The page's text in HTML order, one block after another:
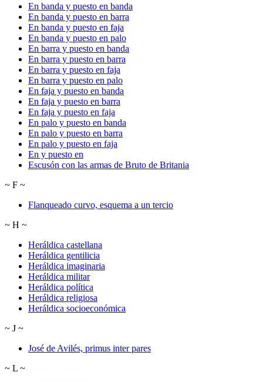
En banda y puesto en banda
En banda y puesto en barra
En banda y puesto en faja
En banda y puesto en palo
En barra y puesto en banda
En barra y puesto en barra
En barra y puesto en faja
En barra y puesto en palo
En faja y puesto en banda
En faja y puesto en barra
En faja y puesto en faja
En palo y puesto en banda
En palo y puesto en barra
En palo y puesto en faja
En y puesto en
Escusón con las armas de Bruto de Britania
~ F ~
Flanqueado curvo, esquema a un tercio
~ H ~
Heráldica castellana
Heráldica gentilicia
Heráldica imaginaria
Heráldica militar
Heráldica política
Heráldica religiosa
Heráldica socioeconómica
~ J ~
José de Avilés, primus inter pares
~ L ~